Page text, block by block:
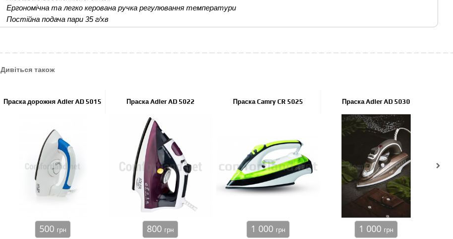
Ергономічна та легко керована ручка регулювання температури
Постійна подача пари 35 г/хв
Дивіться також
Праска дорожня Adler AD 5015
500 грн
Праска Adler AD 5022
800 грн
Праска Camry CR 5025
1 000 грн
Праска Adler AD 5030
1 000 грн